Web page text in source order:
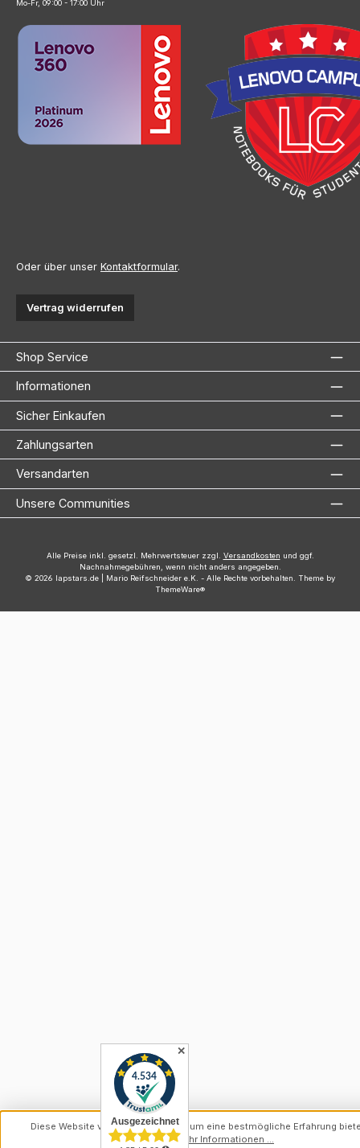
Mo-Fr, 09:00 - 17:00 Uhr
Oder über unser Kontaktformular.
Vertrag widerrufen
Shop Service
Informationen
Sicher Einkaufen
Zahlungsarten
Versandarten
Unsere Communities
Alle Preise inkl. gesetzl. Mehrwertsteuer zzgl. Versandkosten und ggf.
Nachnahmegebühren, wenn nicht anders angegeben.
© 2026 lapstars.de | Mario Reifschneider e.K. - Alle Rechte vorbehalten. Theme by
ThemeWare®
✕
Diese Website verwendet Cookies, um eine bestmögliche Erfahrung
können.Mehr Informationen ...